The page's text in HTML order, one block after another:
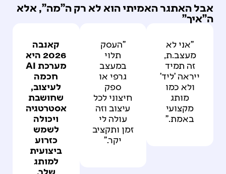
אבל האתגר האמיתי הוא לא רק ה"מה", אלא
ה"איך"
"אני לא
מעצב.ת,
זה תמיד
ייראה 'ליד'
ולא כמו
מותג
מקצועי
באמת."
"העסק
תלוי
במעצב
גרפי או
ספק
חיצוני לכל
עיצוב וזה
עולה לי
זמן ותקציב
יקר."
קאנבה
2026 היא
מערכת AI
חכמה
לעיצוב,
שחושבת
אסטרטגיה
ויכולה
לשמש
כזרוע
ביצועית
למותג
שלך.